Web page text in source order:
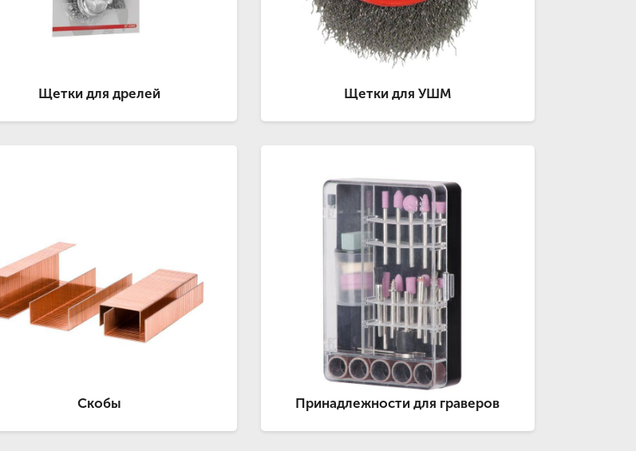
Щетки для дрелей Щетки для УШМ
Скобы Принадлежности для граверов